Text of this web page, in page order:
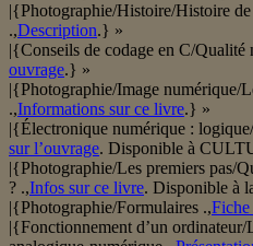
|{Photographie/Histoire/Histoire
.,Description.} »
|{Conseils de codage en C/Qualité
ouvrage.} »
|{Photographie/Image numérique/
.,Informations sur ce livre.} »
|{Électronique numérique :
sur l’ouvrage. Disponible à
|{Photographie/Les premiers pas/
? .,Infos sur ce livre. Disponible à
|{Photographie/Formulaires .,Fiche
|{Fonctionnement d’un